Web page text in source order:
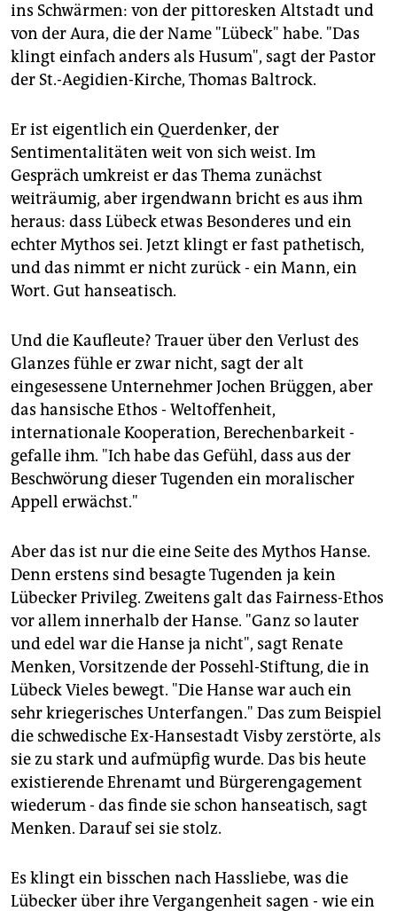
ins Schwärmen: von der pittoresken Altstadt und
von der Aura, die der Name "Lübeck" habe. "Das
klingt einfach anders als Husum", sagt der Pastor
der St.-Aegidien-Kirche, Thomas Baltrock.
Er ist eigentlich ein Querdenker, der
Sentimentalitäten weit von sich weist. Im
Gespräch umkreist er das Thema zunächst
weiträumig, aber irgendwann bricht es aus ihm
heraus: dass Lübeck etwas Besonderes und ein
echter Mythos sei. Jetzt klingt er fast pathetisch,
und das nimmt er nicht zurück - ein Mann, ein
Wort. Gut hanseatisch.
Und die Kaufleute? Trauer über den Verlust des
Glanzes fühle er zwar nicht, sagt der alt
eingesessene Unternehmer Jochen Brüggen, aber
das hansische Ethos - Weltoffenheit,
internationale Kooperation, Berechenbarkeit -
gefalle ihm. "Ich habe das Gefühl, dass aus der
Beschwörung dieser Tugenden ein moralischer
Appell erwächst."
Aber das ist nur die eine Seite des Mythos Hanse.
Denn erstens sind besagte Tugenden ja kein
Lübecker Privileg. Zweitens galt das Fairness-Ethos
vor allem innerhalb der Hanse. "Ganz so lauter
und edel war die Hanse ja nicht", sagt Renate
Menken, Vorsitzende der Possehl-Stiftung, die in
Lübeck Vieles bewegt. "Die Hanse war auch ein
sehr kriegerisches Unterfangen." Das zum Beispiel
die schwedische Ex-Hansestadt Visby zerstörte, als
sie zu stark und aufmüpfig wurde. Das bis heute
existierende Ehrenamt und Bürgerengagement
wiederum - das finde sie schon hanseatisch, sagt
Menken. Darauf sei sie stolz.
Es klingt ein bisschen nach Hassliebe, was die
Lübecker über ihre Vergangenheit sagen - wie ein